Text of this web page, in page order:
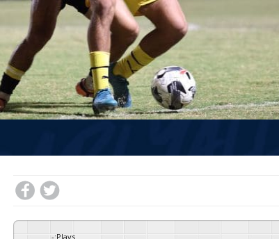
Plays
:
-